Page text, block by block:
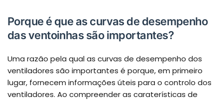
Porque é que as curvas de desempenho
das ventoinhas são importantes?
Uma razão pela qual as curvas de desempenho dos
ventiladores são importantes é porque, em primeiro
lugar, fornecem informações úteis para o controlo dos
ventiladores. Ao compreender as caraterísticas de